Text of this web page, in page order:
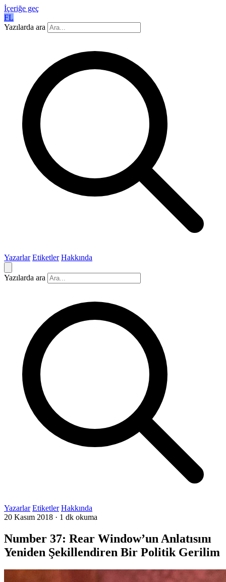
İçeriğe geç
FL
Yazılarda ara
Yazarlar Etiketler Hakkında
Yazılarda ara
Yazarlar Etiketler Hakkında
20 Kasım 2018 · 1 dk okuma
Number 37: Rear Window’un Anlatısını
Yeniden Şekillendiren Bir Politik Gerilim